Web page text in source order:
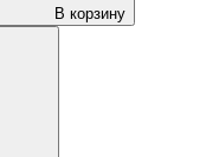
В корзину